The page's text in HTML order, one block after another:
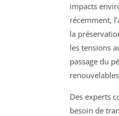
impacts
récemment,
la
les tensions
passage du
Des experts
besoin de